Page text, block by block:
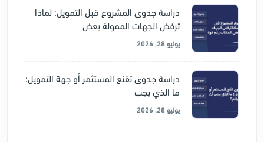
دراسة جدوى المشروع قبل التمويل: لماذا
ترفض الجهات الممولة بعض
يوليو 28, 2026
دراسة جدوى تقنع المستثمر أو جهة التمويل:
ما الذي يجب
يوليو 28, 2026